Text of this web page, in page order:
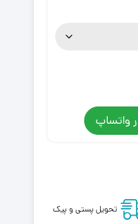
واتساپ
تحویل پستی و پیک